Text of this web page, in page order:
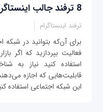
8 ترفند جالب اینستاگرام
ترفند اینستاگرام
برای آن‌که بتوانید در شبکه
فعالیت بپردازید که اگر
استفاده کنید نیاز به
قابلیت‌هایی که اجازه
این شبکه اجتماعی استفاده